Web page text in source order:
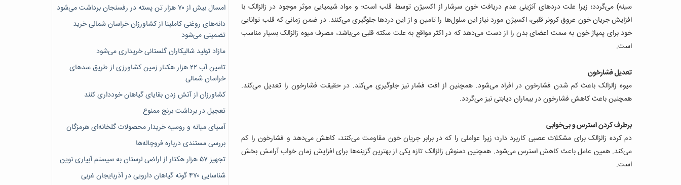
سینه) می‌گردد؛ زیرا علت دردهای آنژینی عدم دریافت خون سرشار از اکسیژن توسط قلب است؛ و مواد شیمیایی موثر موجود در زالزالک با
افزایش جریان خون عروق کرونر قلبی، اکسیژن مورد نیاز این سلول‌ها را تامین و از این درد‌ها جلوگیری می‌کنند. در ضمن زمانی که قلب توانایی
خود برای پمپاژ خون به سمت اعضای بدن را از دست می‌دهد که در اکثر مواقع به علت سکته قلبی می‌باشد، مصرف میوه زالزالک بسیار مناسب
است.
تعدیل فشارخون
میوه زالزالک باعث کم شدن فشارخون در افراد می‌شود. همچنین از افت فشار نیز جلوگیری می‌کند. در حقیقت فشارخون را تعدیل می‌کند.
همچنین باعث کاهش فشارخون در بیماران دیابتی نیز می‌گردد.
برطرف کردن استرس و بی‌خوابی
دم کرده زالزالک برای مشکلات عصبی کاربرد دارد؛ زیرا عواملی را که در برابر جریان خون مقاومت می‌کنند، کاهش می‌دهد و فشارخون را کم
می‌کند. همین عامل باعث کاهش استرس می‌شود. همچنین دمنوش زالزالک تازه یکی از بهترین گزینه‌ها برای افزایش زمان خواب آرامش‌ بخش
است.
امسال بیش از ۷۰ هزار تن پسته در رفسنجان برداشت می‌شود
دانه‌های روغنی کاملینا از کشاورزان خراسان شمالی خرید
تضمینی می‌شود
مازاد تولید شالیکاران گلستانی خریداری می‌شود
تامین آب ۲۲ هزار هکتار زمین کشاورزی از طریق سدهای
خراسان شمالی
کشاورزان از آتش زدن بقایای گیاهان خودداری کنند
تعجیل در برداشت برنج ممنوع
آسیای میانه و روسیه خریدار محصولات گلخانه‌ای هرمزگان
بررسی مستندی درباره فروچاله‌ها
تجهیز ۵۷ هزار هکتار از اراضی لرستان به سیستم آبیاری نوین
شناسایی ۴۷٠ گونه گیاهان دارویی در آذربایجان غربی